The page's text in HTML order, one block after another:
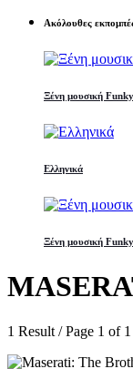
Ακόλουθες
Ξένη μουσική
Ελληνικά
Ξένη μουσική
1 Result / Page 1 of 1